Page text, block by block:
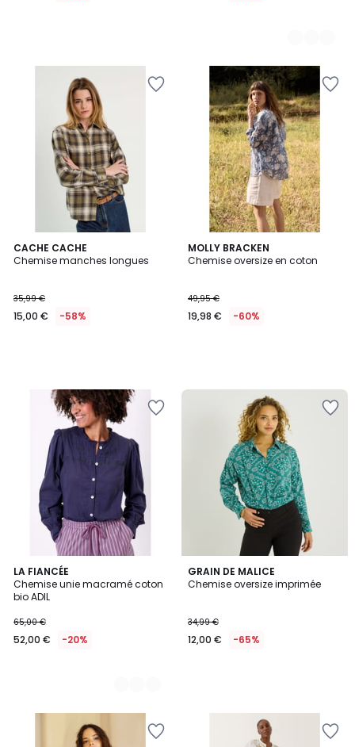
CACHE CACHE
Chemise manches longues
35,99 €
15,00 € -58%
MOLLY BRACKEN
Chemise oversize en coton
49,95 €
19,98 € -60%
LA FIANCÉE
Chemise unie macramé coton
bio ADIL
65,00 €
52,00 € -20%
2
Couleurs
GRAIN DE MALICE
Chemise oversize imprimée
34,99 €
12,00 € -65%